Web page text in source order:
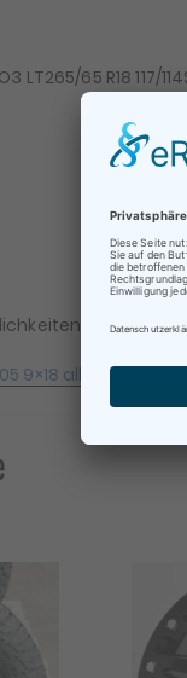
LT265/65 R18 117/
bitte vor
9×18 alle Varianten